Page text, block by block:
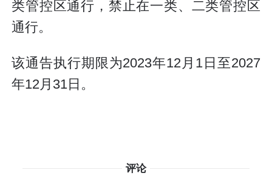
类管控区通行，禁止在一类、二类管控区
通行。
该通告执行期限为2023年12月1日至2027
年12月31日。
评论